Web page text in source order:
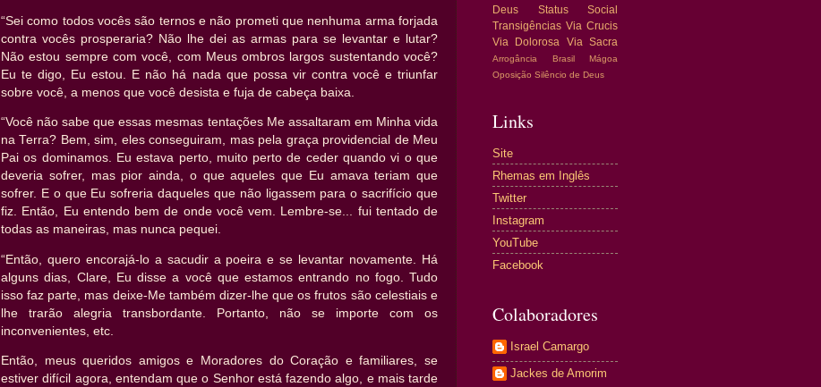
“Sei como todos vocês são ternos e não prometi que nenhuma arma forjada
contra vocês prosperaria? Não lhe dei as armas para se levantar e lutar?
Não estou sempre com você, com Meus ombros largos sustentando você?
Eu te digo, Eu estou. E não há nada que possa vir contra você e triunfar
sobre você, a menos que você desista e fuja de cabeça baixa.
“Você não sabe que essas mesmas tentações Me assaltaram em Minha vida
na Terra? Bem, sim, eles conseguiram, mas pela graça providencial de Meu
Pai os dominamos. Eu estava perto, muito perto de ceder quando vi o que
deveria sofrer, mas pior ainda, o que aqueles que Eu amava teriam que
sofrer. E o que Eu sofreria daqueles que não ligassem para o sacrifício que
fiz. Então, Eu entendo bem de onde você vem. Lembre-se... fui tentado de
todas as maneiras, mas nunca pequei.
“Então, quero encorajá-lo a sacudir a poeira e se levantar novamente. Há
alguns dias, Clare, Eu disse a você que estamos entrando no fogo. Tudo
isso faz parte, mas deixe-Me também dizer-lhe que os frutos são celestiais e
lhe trarão alegria transbordante. Portanto, não se importe com os
inconvenientes, etc.
Então, meus queridos amigos e Moradores do Coração e familiares, se
estiver difícil agora, entendam que o Senhor está fazendo algo, e mais tarde
Deus
Status Social
Transigências Via Crucis
Via Dolorosa
Via Sacra
Arrogância Brasil
Mágoa
Oposição Silêncio de Deus
Links
Site
Rhemas em Inglês
Twitter
Instagram
YouTube
Facebook
Colaboradores
Israel Camargo
Jackes de Amorim